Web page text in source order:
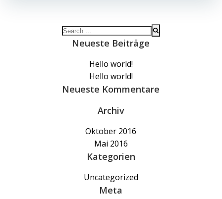
Search
for:Neueste Beiträge
Hello world!
Hello world!
Neueste Kommentare
Archiv
Oktober 2016
Mai 2016
Kategorien
Uncategorized
Meta